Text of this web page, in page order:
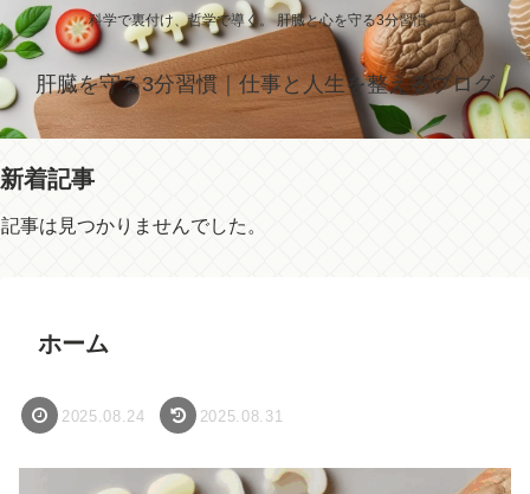
科学で裏付け、哲学で導く。 肝臓と心を守る3分習慣。
肝臓を守る3分習慣｜仕事と人生を整えるブログ
新着記事
記事は見つかりませんでした。
ホーム
2025.08.24 2025.08.31